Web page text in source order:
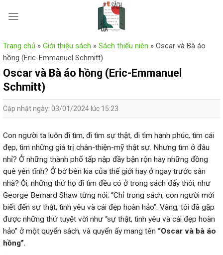
Trang chủ » Giới thiệu sách » Sách thiếu niên » Oscar và Bà áo
hồng (Eric-Emmanuel Schmitt)
Oscar và Bà áo hồng (Eric-Emmanuel
Schmitt)
Cập nhật ngày: 03/01/2024 lúc 15:23
Con người ta luôn đi tìm, đi tìm sự thật, đi tìm hạnh phúc, tìm cái
đẹp, tìm những giá trị chân-thiện-mỹ thật sự. Nhưng tìm ở đâu
nhỉ? Ở những thành phố tấp nập đầy bận rộn hay những đồng
quê yên tĩnh? Ở bờ bên kia của thế giới hay ở ngay trước sân
nhà? Ôi, những thứ họ đi tìm đều có ở trong sách đấy thôi, như
George Bernard Shaw từng nói: “Chỉ trong sách, con người mới
biết đến sự thật, tình yêu và cái đẹp hoàn hảo”. Vâng, tôi đã gặp
được những thứ tuyệt vời như “sự thật, tình yêu và cái đẹp hoàn
hảo” ở một quyển sách, và quyển ấy mang tên “Oscar và bà áo
hồng”.